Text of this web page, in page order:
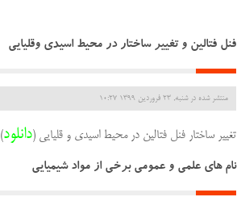
فنل فتالین و تغییر ساختار در محیط اسیدی وقلیایی
منتشر شده در شنبه, 23 فروردين 1399 10:27
تغییر ساختار فنل فتالین در محیط اسیدی و قلیایی (دانلود)
نام های علمی و عمومی برخی از مواد شیمیایی